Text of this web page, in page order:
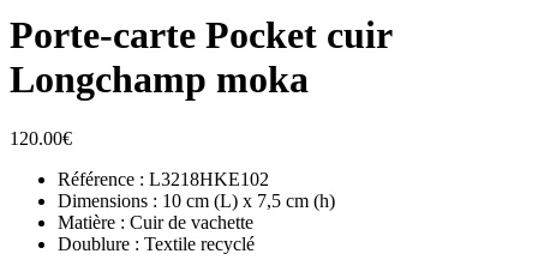
Porte-carte Pocket cuir
Longchamp moka
120.00€
Référence : L3218HKE102
Dimensions : 10 cm (L) x 7,5 cm (h)
Matière : Cuir de vachette
Doublure : Textile recyclé